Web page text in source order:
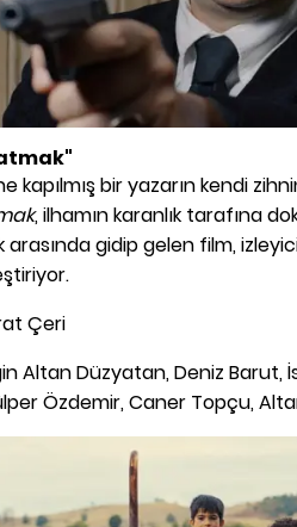
kapılmış bir yazarın kendi
, ilhamın karanlık tarafına
arasında gidip gelen film,
Çeri
Altan Düzyatan, Deniz Barut,
Özdemir, Caner Topçu,